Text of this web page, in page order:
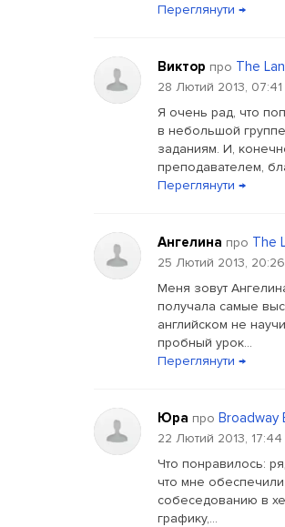
Переглянути →
Виктор про The
28 Лютий 2013, 07:41
Я очень рад, что
в небольшой
заданиям. И,
преподавателем,
Переглянути →
Ангелина про The
25 Лютий 2013, 20:26
Меня зовут
получала самые
английском не
пробный урок...
Переглянути →
Юра про Broadway
22 Лютий 2013, 17:44
Что понравилось:
что мне
собеседованию в
графику,...